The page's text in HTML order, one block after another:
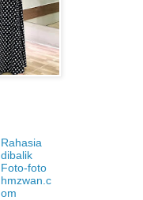
Rahasia
dibalik
Foto-foto
hmzwan.c
om